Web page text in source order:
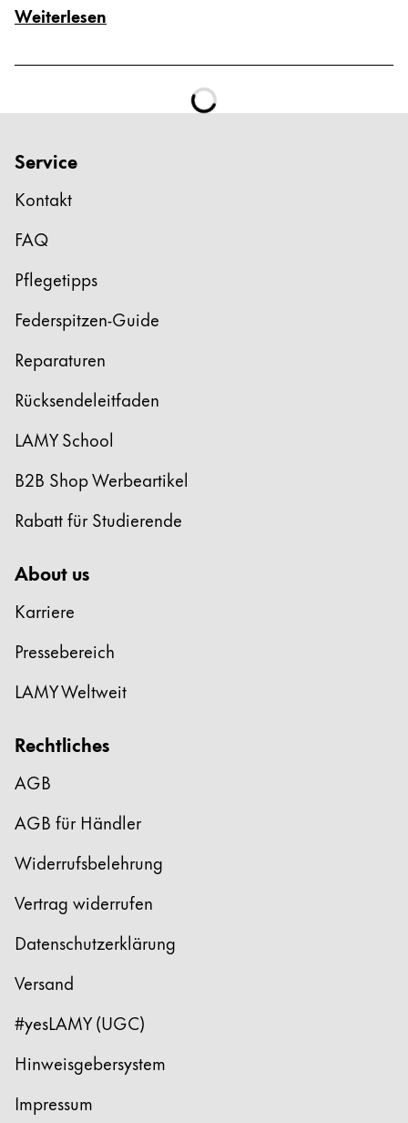
Weiterlesen
Service
Kontakt
FAQ
Pflegetipps
Federspitzen-Guide
Reparaturen
Rücksendeleitfaden
LAMY School
B2B Shop Werbeartikel
Rabatt für Studierende
About us
Karriere
Pressebereich
LAMY Weltweit
Rechtliches
AGB
AGB für Händler
Widerrufsbelehrung
Vertrag widerrufen
Datenschutzerklärung
Versand
#yesLAMY (UGC)
Hinweisgebersystem
Impressum